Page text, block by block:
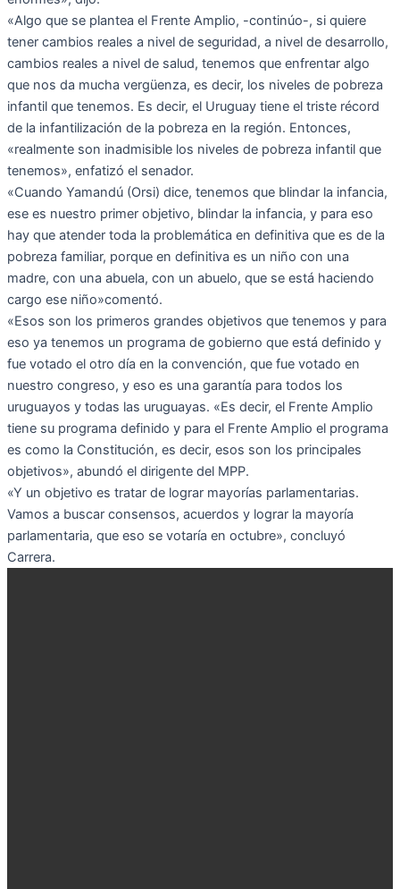
«Algo que se plantea el Frente Amplio, -continúo-, si quiere
tener cambios reales a nivel de seguridad, a nivel de desarrollo,
cambios reales a nivel de salud, tenemos que enfrentar algo
que nos da mucha vergüenza, es decir, los niveles de pobreza
infantil que tenemos. Es decir, el Uruguay tiene el triste récord
de la infantilización de la pobreza en la región. Entonces,
«realmente son inadmisible los niveles de pobreza infantil que
tenemos», enfatizó el senador.
«Cuando Yamandú (Orsi) dice, tenemos que blindar la infancia,
ese es nuestro primer objetivo, blindar la infancia, y para eso
hay que atender toda la problemática en definitiva que es de la
pobreza familiar, porque en definitiva es un niño con una
madre, con una abuela, con un abuelo, que se está haciendo
cargo ese niño»comentó.
«Esos son los primeros grandes objetivos que tenemos y para
eso ya tenemos un programa de gobierno que está definido y
fue votado el otro día en la convención, que fue votado en
nuestro congreso, y eso es una garantía para todos los
uruguayos y todas las uruguayas. «Es decir, el Frente Amplio
tiene su programa definido y para el Frente Amplio el programa
es como la Constitución, es decir, esos son los principales
objetivos», abundó el dirigente del MPP.
«Y un objetivo es tratar de lograr mayorías parlamentarias.
Vamos a buscar consensos, acuerdos y lograr la mayoría
parlamentaria, que eso se votaría en octubre», concluyó
Carrera.